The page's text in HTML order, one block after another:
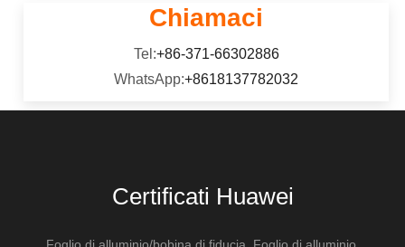
Chiamaci
Tel:+86-371-66302886
WhatsApp:+8618137782032
Certificati Huawei